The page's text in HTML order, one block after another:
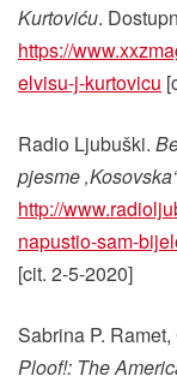
Kurtoviću.
https://
elvisu-j-kurtovicu
Radio Ljubuški.
pjesme ‚Kosovska‘
http://
napustio-sam-
[cit. 2-5-2020]
Sabrina P.
Ploof!: The